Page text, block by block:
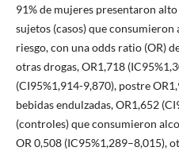
91% de mujeres presentaron
sujetos (casos) que
riesgo, con una odds ratio (OR)
otras drogas, OR1,718
(CI95%1,914-9,870), postre
bebidas endulzadas, OR1,652
(controles) que consumieron
OR 0,508 (IC95%1,289–8,015),